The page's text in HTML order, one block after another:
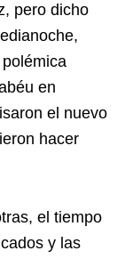
pero dicho
en
el nuevo
hacer
el tiempo
y las